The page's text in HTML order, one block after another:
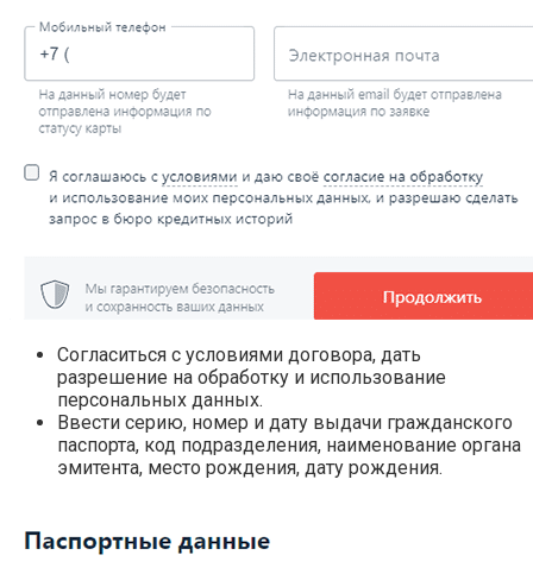
Согласиться с условиями договора, дать
разрешение на обработку и использование
персональных данных.
Ввести серию, номер и дату выдачи гражданского
паспорта, код подразделения, наименование органа
эмитента, место рождения, дату рождения.